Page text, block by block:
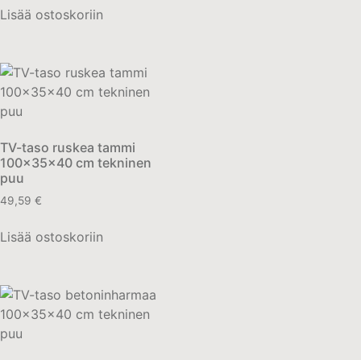
Lisää ostoskoriin
TV-taso ruskea tammi
100x35x40 cm tekninen
puu
49,59 €
Lisää ostoskoriin